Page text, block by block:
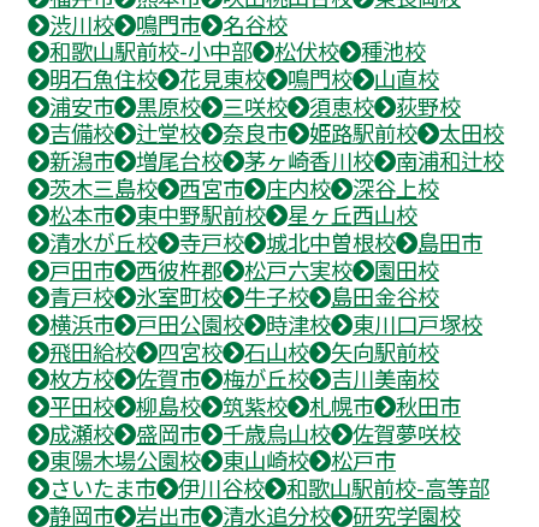
渋川校
鳴門市
名谷校
和歌山駅前校-小中部
松伏校
種池校
明石魚住校
花見東校 鳴門校
山直校
浦安市
黒原校 三咲校 須恵校
荻野校
吉備校
辻堂校 奈良市 姫路駅前校
太田校
新潟市
増尾台校 茅ヶ崎香川校
南浦和辻校
茨木三島校
西宮市 庄内校
深谷上校
松本市
東中野駅前校
星ヶ丘西山校
清水が丘校
寺戸校 城北中曽根校
島田市
戸田市
西彼杵郡 松戸六実校
園田校
青戸校
氷室町校 牛子校
島田金谷校
横浜市
戸田公園校 時津校
東川口戸塚校
飛田給校
四宮校 石山校
矢向駅前校
枚方校
佐賀市 梅が丘校
吉川美南校
平田校
柳島校 筑紫校 札幌市
秋田市
成瀬校
盛岡市 千歳烏山校
佐賀夢咲校
東陽木場公園校
東山崎校
松戸市
さいたま市
伊川谷校
和歌山駅前校-高等部
静岡市
岩出市 清水追分校
研究学園校